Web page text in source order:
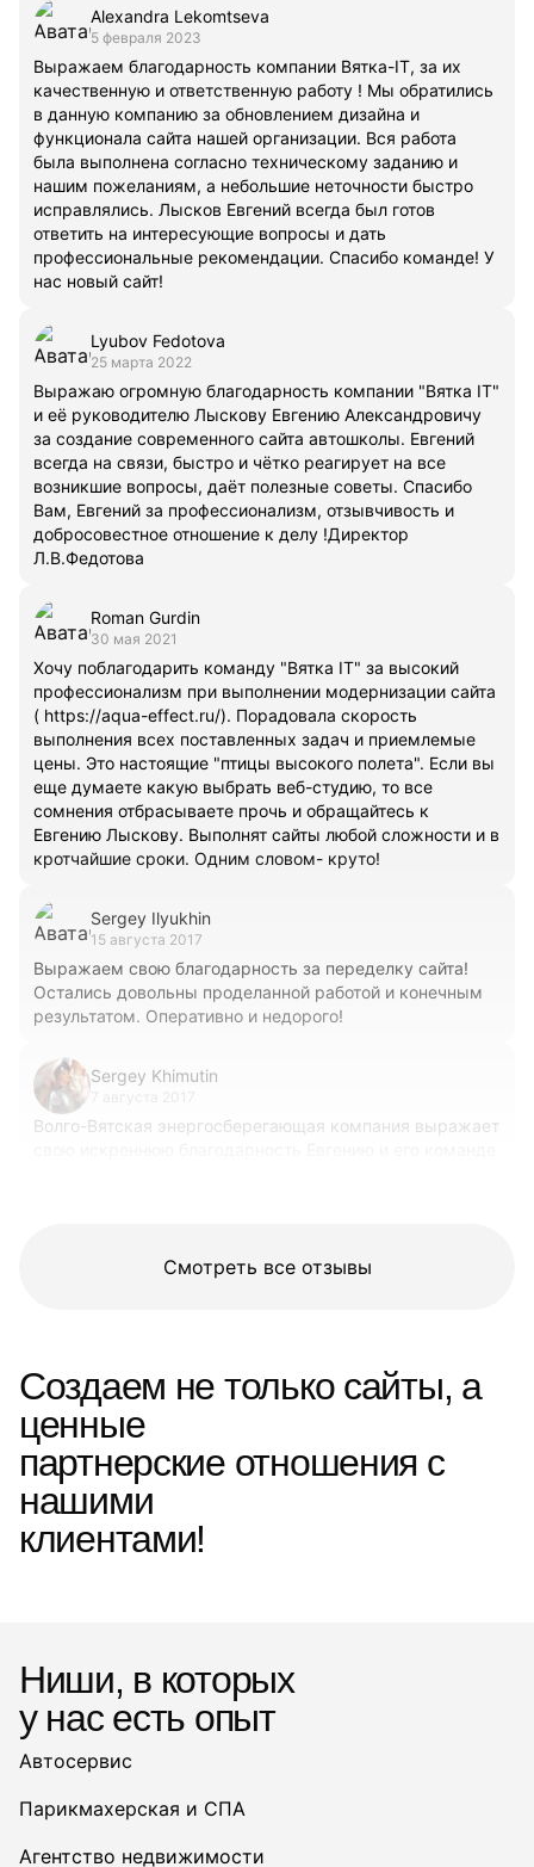
Alexandra Lekomtseva
5 февраля 2023
Выражаем благодарность компании Вятка-IT, за их
качественную и ответственную работу ! Мы обратились
в данную компанию за обновлением дизайна и
функционала сайта нашей организации. Вся работа
была выполнена согласно техническому заданию и
нашим пожеланиям, а небольшие неточности быстро
исправлялись. Лысков Евгений всегда был готов
ответить на интересующие вопросы и дать
профессиональные рекомендации. Спасибо команде! У
нас новый сайт!
Lyubov Fedotova
25 марта 2022
Выражаю огромную благодарность компании "Вятка IT"
и её руководителю Лыскову Евгению Александровичу
за создание современного сайта автошколы. Евгений
всегда на связи, быстро и чётко реагирует на все
возникшие вопросы, даёт полезные советы. Спасибо
Вам, Евгений за профессионализм, отзывчивость и
добросовестное отношение к делу !Директор
Л.В.Федотова
Roman Gurdin
30 мая 2021
Хочу поблагодарить команду "Вятка IT" за высокий
профессионализм при выполнении модернизации сайта
( https://aqua-effect.ru/). Порадовала скорость
выполнения всех поставленных задач и приемлемые
цены. Это настоящие "птицы высокого полета". Если вы
еще думаете какую выбрать веб-студию, то все
сомнения отбрасываете прочь и обращайтесь к
Евгению Лыскову. Выполнят сайты любой сложности и в
кротчайшие сроки. Одним словом- круто!
Sergey Ilyukhin
15 августа 2017
Выражаем свою благодарность за переделку сайта!
Остались довольны проделанной работой и конечным
результатом. Оперативно и недорого!
Sergey Khimutin
Волго-Вятская энергосберегающая компания выражает
Смотреть все отзывы
Создаем не только сайты, а
ценные
партнерские отношения с
нашими
клиентами!
Ниши, в которых
у нас есть опыт
Автосервис
Парикмахерская и СПА
Агентство недвижимости